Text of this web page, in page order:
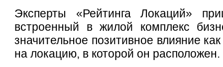
Эксперты «Рейтинга Локаций»
встроенный в жилой комплекс
значительное позитивное влияние
на локацию, в которой он расположен.